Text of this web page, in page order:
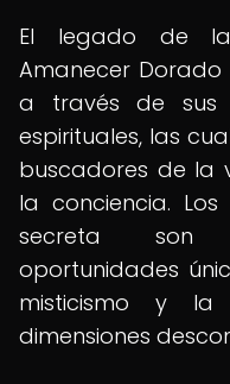
El legado de
Amanecer
a través de sus
espirituales, las
buscadores de la
la conciencia.
secreta son
oportunidades
misticismo y la
dimensiones